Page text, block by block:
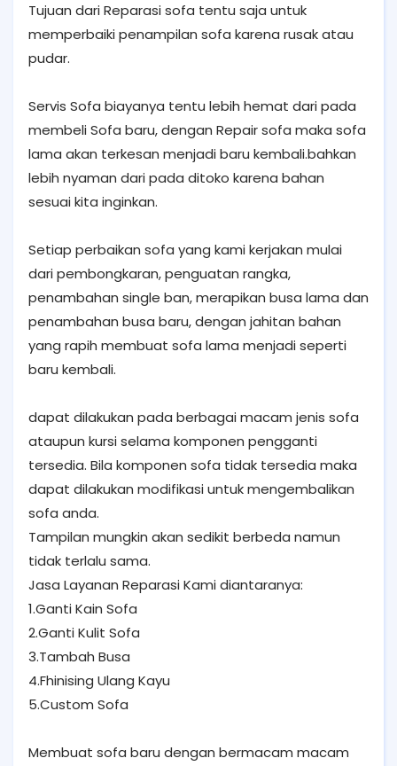
Tujuan dari Reparasi sofa tentu saja untuk
memperbaiki penampilan sofa karena rusak atau
pudar.
Servis Sofa biayanya tentu lebih hemat dari pada
membeli Sofa baru, dengan Repair sofa maka sofa
lama akan terkesan menjadi baru kembali.bahkan
lebih nyaman dari pada ditoko karena bahan
sesuai kita inginkan.
Setiap perbaikan sofa yang kami kerjakan mulai
dari pembongkaran, penguatan rangka,
penambahan single ban, merapikan busa lama dan
penambahan busa baru, dengan jahitan bahan
yang rapih membuat sofa lama menjadi seperti
baru kembali.
dapat dilakukan pada berbagai macam jenis sofa
ataupun kursi selama komponen pengganti
tersedia. Bila komponen sofa tidak tersedia maka
dapat dilakukan modifikasi untuk mengembalikan
sofa anda.
Tampilan mungkin akan sedikit berbeda namun
tidak terlalu sama.
Jasa Layanan Reparasi Kami diantaranya:
1.Ganti Kain Sofa
2.Ganti Kulit Sofa
3.Tambah Busa
4.Fhinising Ulang Kayu
5.Custom Sofa
Membuat sofa baru dengan bermacam macam